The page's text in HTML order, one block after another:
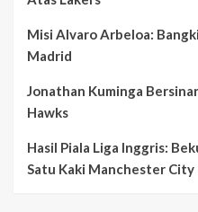
Misi Alvaro Arbeloa:
Madrid
Jonathan Kuminga
Hawks
Hasil Piala Liga Inggris:
Satu Kaki Manchester City